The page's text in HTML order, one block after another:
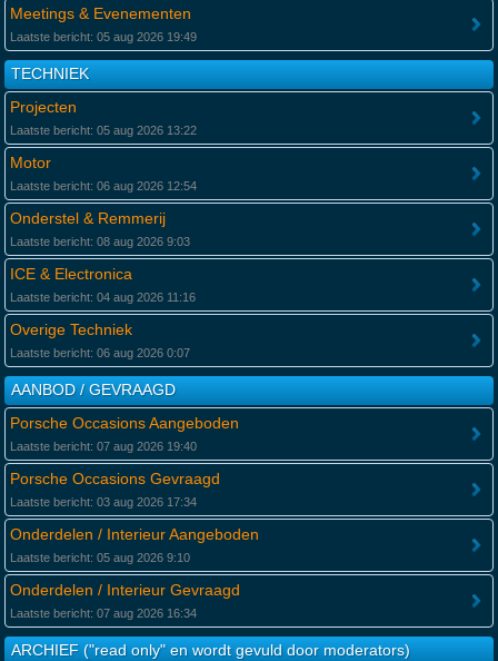
Meetings & Evenementen
Laatste bericht: 05 aug 2026 19:49
TECHNIEK
Projecten
Laatste bericht: 05 aug 2026 13:22
Motor
Laatste bericht: 06 aug 2026 12:54
Onderstel & Remmerij
Laatste bericht: 08 aug 2026 9:03
ICE & Electronica
Laatste bericht: 04 aug 2026 11:16
Overige Techniek
Laatste bericht: 06 aug 2026 0:07
AANBOD / GEVRAAGD
Porsche Occasions Aangeboden
Laatste bericht: 07 aug 2026 19:40
Porsche Occasions Gevraagd
Laatste bericht: 03 aug 2026 17:34
Onderdelen / Interieur Aangeboden
Laatste bericht: 05 aug 2026 9:10
Onderdelen / Interieur Gevraagd
Laatste bericht: 07 aug 2026 16:34
ARCHIEF ("read only" en wordt gevuld door moderators)